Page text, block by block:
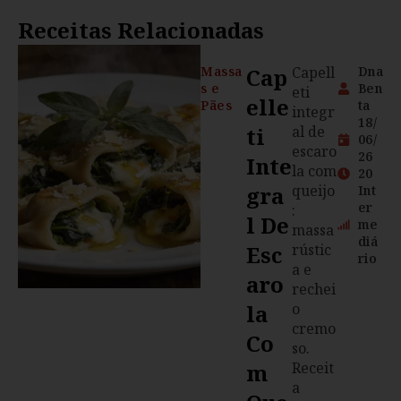
Receitas Relacionadas
Massa
s e
Pães
Cap
Elle
Ti
Inte
Gra
L De
Esc
Aro
La
Co
M
Capell
eti
integr
al de
escaro
la com
queijo
:
massa
rústic
a e
rechei
o
cremo
so.
Receit
a
Dna
Ben
ta
18/
06/
26
20
Int
er
me
diá
rio